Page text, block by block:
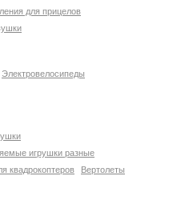
для прицелов
Электровелосипеды
игрушки разные
квадрокоптеров Вертолеты